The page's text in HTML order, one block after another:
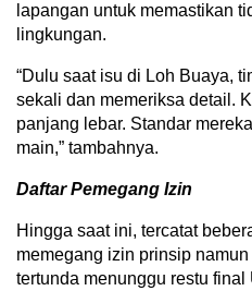
lapangan untuk memastikan
lingkungan.
“Dulu saat isu di Loh Buaya,
sekali dan memeriksa detail.
panjang lebar. Standar
main,” tambahnya.
Daftar Pemegang Izin
Hingga saat ini, tercatat
memegang izin prinsip
tertunda menunggu restu